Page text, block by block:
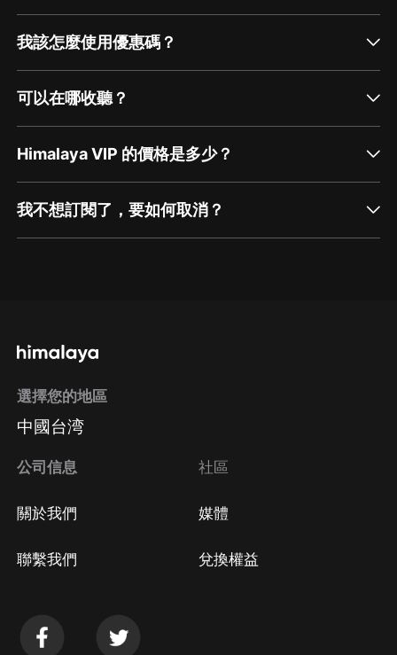
我該怎麼使用優惠碼？
可以在哪收聽？
Himalaya VIP 的價格是多少？
我不想訂閱了，要如何取消？
方法 Google Play取消訂閱方法
選擇您的地區
中國台湾
公司信息
關於我們
聯繫我們
社區
媒體
兌換權益